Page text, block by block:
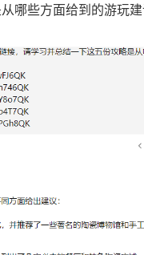
哪些方面给到的游玩建